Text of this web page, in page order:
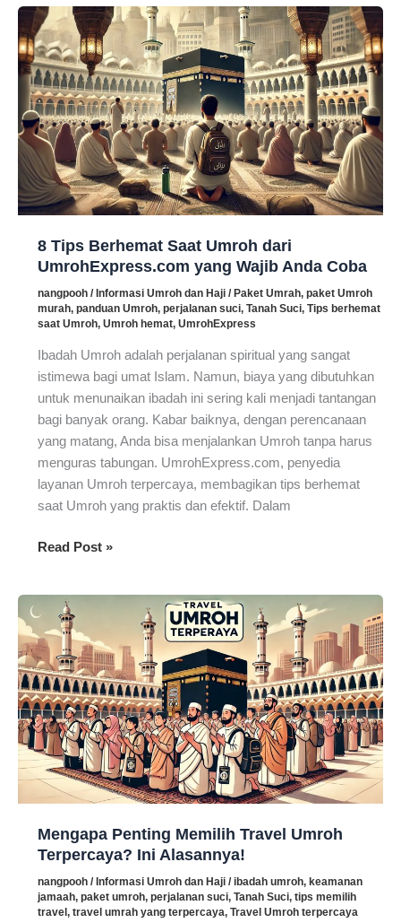
Lengkap
yang
Bisa
Dibaca
Selama
Ibadah
8 Tips Berhemat Saat Umroh dari
UmrohExpress.com yang Wajib Anda Coba
nangpooh / Informasi Umroh dan Haji/ Paket Umrah, paket Umroh
murah, panduan Umroh, perjalanan suci, Tanah Suci, Tips berhemat
saat Umroh, Umroh hemat, UmrohExpress
Ibadah Umroh adalah perjalanan spiritual yang sangat
istimewa bagi umat Islam. Namun, biaya yang dibutuhkan
untuk menunaikan ibadah ini sering kali menjadi tantangan
bagi banyak orang. Kabar baiknya, dengan perencanaan
yang matang, Anda bisa menjalankan Umroh tanpa harus
menguras tabungan. UmrohExpress.com, penyedia
layanan Umroh terpercaya, membagikan tips berhemat
saat Umroh yang praktis dan efektif. Dalam
8
Saat
Umroh
dari
UmrohExpress.com
yang
Wajib
Anda
Coba
Read Post »
Mengapa Penting Memilih Travel Umroh
Terpercaya? Ini Alasannya!
nangpooh / Informasi Umroh dan Haji/ibadah umroh, keamanan
jamaah, paket umroh, perjalanan suci, Tanah Suci, tips memilih
travel , travel umrah yang terpercaya, Travel Umroh terpercaya